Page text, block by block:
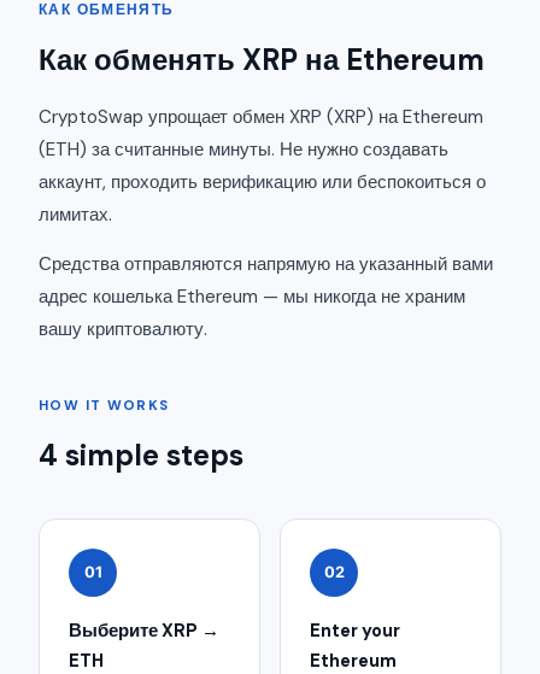
КАК ОБМЕНЯТЬ
Как обменять XRP на Ethereum
CryptoSwap упрощает обмен XRP (XRP) на Ethereum
(ETH) за считанные минуты. Не нужно создавать
аккаунт, проходить верификацию или беспокоиться о
лимитах.
Средства отправляются напрямую на указанный вами
адрес кошелька Ethereum — мы никогда не храним
вашу криптовалюту.
HOW IT WORKS
4 simple steps
01
Выберите XRP →
ETH
02
Enter your
Ethereum